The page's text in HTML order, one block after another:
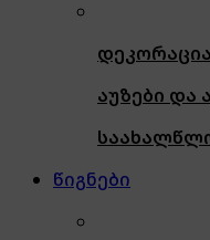
აუზები და
წიგნები